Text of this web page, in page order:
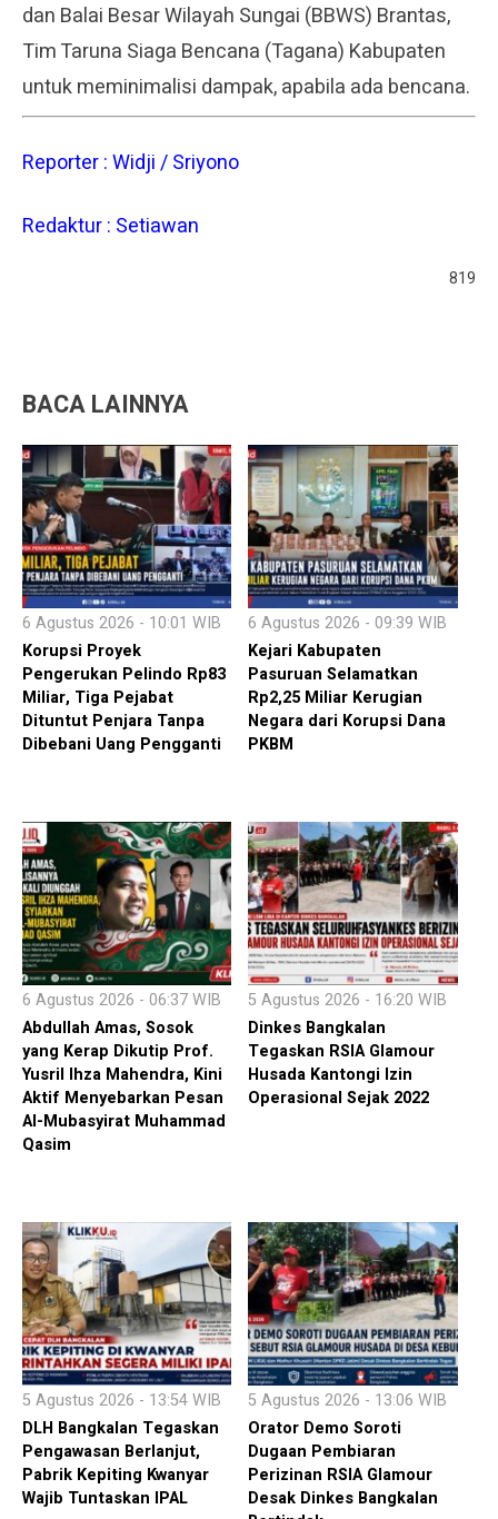
dan Balai Besar Wilayah Sungai (BBWS) Brantas,
Tim Taruna Siaga Bencana (Tagana) Kabupaten
untuk meminimalisi dampak, apabila ada bencana.
Reporter : Widji / Sriyono
Redaktur : Setiawan
819
BACA LAINNYA
6 Agustus 2026 - 10:01 WIB
Korupsi Proyek
Pengerukan Pelindo Rp83
Miliar, Tiga Pejabat
Dituntut Penjara Tanpa
Dibebani Uang Pengganti
6 Agustus 2026 - 09:39 WIB
Kejari Kabupaten
Pasuruan Selamatkan
Rp2,25 Miliar Kerugian
Negara dari Korupsi Dana
PKBM
6 Agustus 2026 - 06:37 WIB
Abdullah Amas, Sosok
yang Kerap Dikutip Prof.
Yusril Ihza Mahendra, Kini
Aktif Menyebarkan Pesan
Al-Mubasyirat Muhammad
Qasim
5 Agustus 2026 - 16:20 WIB
Dinkes Bangkalan
Tegaskan RSIA Glamour
Husada Kantongi Izin
Operasional Sejak 2022
5 Agustus 2026 - 13:54 WIB
DLH Bangkalan Tegaskan
Pengawasan Berlanjut,
Pabrik Kepiting Kwanyar
Wajib Tuntaskan IPAL
5 Agustus 2026 - 13:06 WIB
Orator Demo Soroti
Dugaan Pembiaran
Perizinan RSIA Glamour
Desak Dinkes Bangkalan